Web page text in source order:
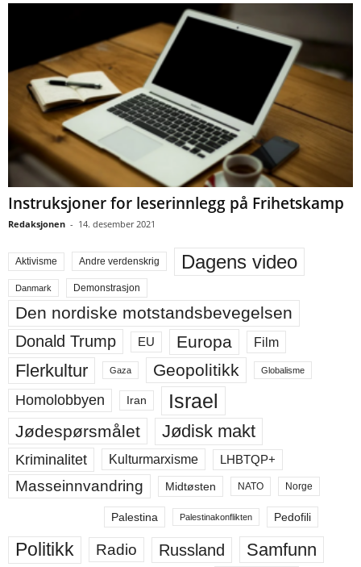
Instruksjoner for leserinnlegg på Frihetskamp
Redaksjonen - 14. desember 2021
Aktivisme Andre verdenskrig Dagens video
Danmark Demonstrasjon
Den nordiske motstandsbevegelsen
Donald Trump EU Europa Film
Flerkultur Gaza Geopolitikk Globalisme
Homolobbyen Iran Israel
Jødespørsmålet Jødisk makt
Kriminalitet Kulturmarxisme LHBTQP+
Masseinnvandring Midtøsten NATO Norge
Palestina Palestinakonflikten Pedofili
Politikk Radio Russland Samfunn